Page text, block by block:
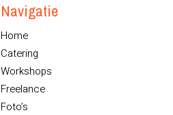
Navigatie
Home
Catering
Workshops
Freelance
Foto’s